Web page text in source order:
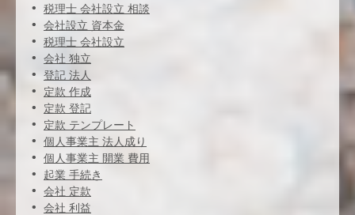
税理士 会社設立 相談
会社設立 資本金
税理士 会社設立
会社 独立
登記 法人
定款 作成
定款 登記
定款 テンプレート
個人事業主 法人成り
個人事業主 開業 費用
起業 手続き
会社 定款
会社 利益